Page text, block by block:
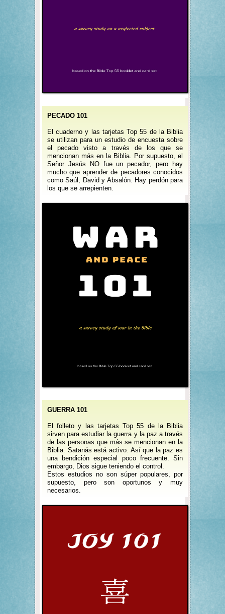
PECADO 101
El cuaderno y las tarjetas Top 55 de la Biblia
se utilizan para un estudio de encuesta sobre
el pecado visto a través de los que se
mencionan más en la Biblia. Por supuesto, el
Señor Jesús NO fue un pecador, pero hay
mucho que aprender de pecadores conocidos
como Saúl, David y Absalón. Hay perdón para
los que se arrepienten.
GUERRA 101
El folleto y las tarjetas Top 55 de la Biblia
sirven para estudiar la guerra y la paz a través
de las personas que más se mencionan en la
Biblia. Satanás está activo. Así que la paz es
una bendición especial poco frecuente. Sin
embargo, Dios sigue teniendo el control.
Estos estudios no son súper populares, por
supuesto, pero son oportunos y muy
necesarios.